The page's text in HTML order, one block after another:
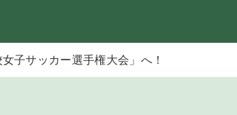
女子サッカー選手権大会」へ！